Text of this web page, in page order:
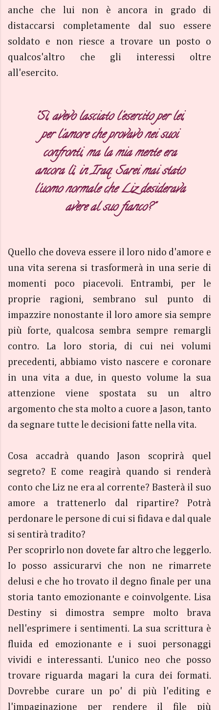
anche che lui non è ancora in grado di
distaccarsi completamente dal suo essere
soldato e non riesce a trovare un posto o
qualcos'altro che gli interessi oltre
all'esercito.
"Sì, avevo lasciato l'esercito per lei,
per l'amore che provavo nei suoi
confronti, ma la mia mente era
ancora lì, in Iraq. Sarei mai stato
l'uomo normale che Liz desiderava
avere al suo fianco?"
Quello che doveva essere il loro nido d'amore e
una vita serena si trasformerà in una serie di
momenti poco piacevoli. Entrambi, per le
proprie ragioni, sembrano sul punto di
impazzire nonostante il loro amore sia sempre
più forte, qualcosa sembra sempre remargli
contro. La loro storia, di cui nei volumi
precedenti, abbiamo visto nascere e coronare
in una vita a due, in questo volume la sua
attenzione viene spostata su un altro
argomento che sta molto a cuore a Jason, tanto
da segnare tutte le decisioni fatte nella vita.
Cosa accadrà quando Jason scoprirà quel
segreto? E come reagirà quando si renderà
conto che Liz ne era al corrente? Basterà il suo
amore a trattenerlo dal ripartire? Potrà
perdonare le persone di cui si fidava e dal quale
si sentirà tradito?
Per scoprirlo non dovete far altro che leggerlo.
Io posso assicurarvi che non ne rimarrete
delusi e che ho trovato il degno finale per una
storia tanto emozionante e coinvolgente. Lisa
Destiny si dimostra sempre molto brava
nell'esprimere i sentimenti. La sua scrittura è
fluida ed emozionante e i suoi personaggi
vividi e interessanti. L'unico neo che posso
trovare riguarda magari la cura dei formati.
Dovrebbe curare un po' di più l'editing e
l'impaginazione per rendere il file più